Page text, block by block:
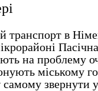
транспорт в
на проблему
міському
самому звернути